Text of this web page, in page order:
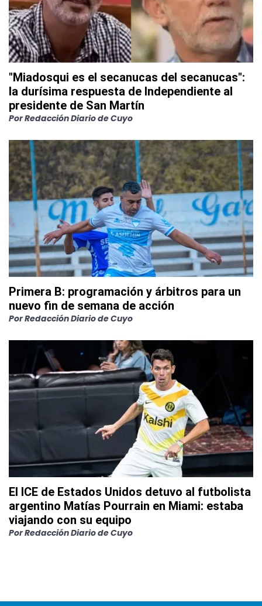
"Miadosqui es el secanucas del secanucas":
la durísima respuesta de Independiente al
presidente de San Martín
PorRedacción Diario de Cuyo
Primera B: programación y árbitros para un
nuevo fin de semana de acción
PorRedacción Diario de Cuyo
El ICE de Estados Unidos detuvo al futbolista
argentino Matías Pourrain en Miami: estaba
viajando con su equipo
PorRedacción Diario de Cuyo